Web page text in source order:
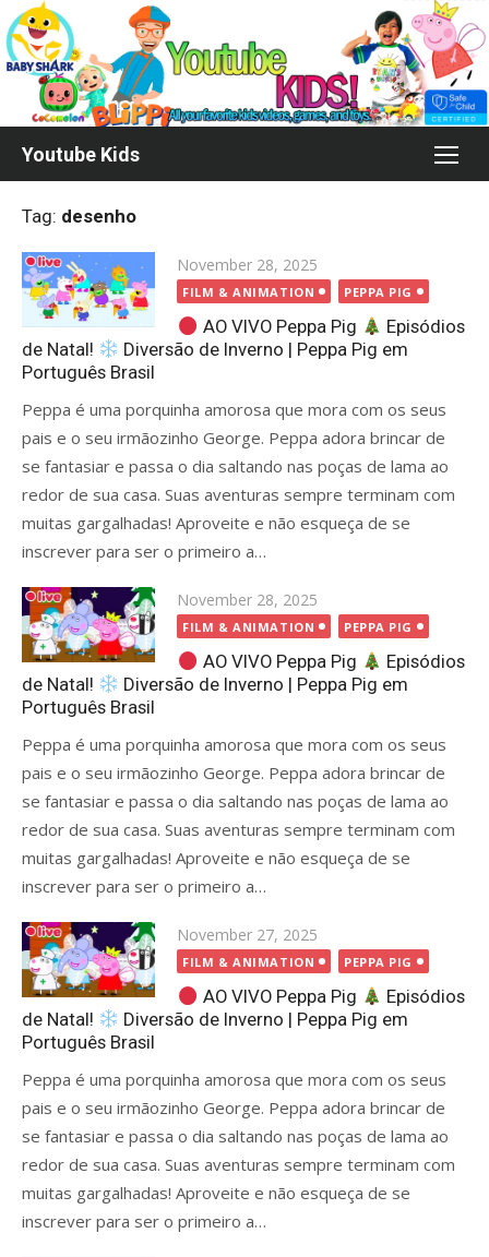
Skip
to
content
Youtube Kids
Tag: desenho
Posted
on
November 28, 2025
FILM & ANIMATION PEPPA PIG
AO VIVO Peppa Pig
Episódios
de Natal!
Diversão de Inverno | Peppa Pig em
Português Brasil
Peppa é uma porquinha amorosa que mora com os seus
pais e o seu irmãozinho George. Peppa adora brincar de
se fantasiar e passa o dia saltando nas poças de lama ao
redor de sua casa. Suas aventuras sempre terminam com
muitas gargalhadas! Aproveite e não esqueça de se
inscrever para ser o primeiro a…
Posted
on
November 28, 2025
FILM & ANIMATION PEPPA PIG
AO VIVO Peppa Pig
Episódios
de Natal!
Diversão de Inverno | Peppa Pig em
Português Brasil
Peppa é uma porquinha amorosa que mora com os seus
pais e o seu irmãozinho George. Peppa adora brincar de
se fantasiar e passa o dia saltando nas poças de lama ao
redor de sua casa. Suas aventuras sempre terminam com
muitas gargalhadas! Aproveite e não esqueça de se
inscrever para ser o primeiro a…
Posted
on
November 27, 2025
FILM & ANIMATION PEPPA PIG
AO VIVO Peppa Pig
Episódios
de Natal!
Diversão de Inverno | Peppa Pig em
Português Brasil
Peppa é uma porquinha amorosa que mora com os seus
pais e o seu irmãozinho George. Peppa adora brincar de
se fantasiar e passa o dia saltando nas poças de lama ao
redor de sua casa. Suas aventuras sempre terminam com
muitas gargalhadas! Aproveite e não esqueça de se
inscrever para ser o primeiro a…